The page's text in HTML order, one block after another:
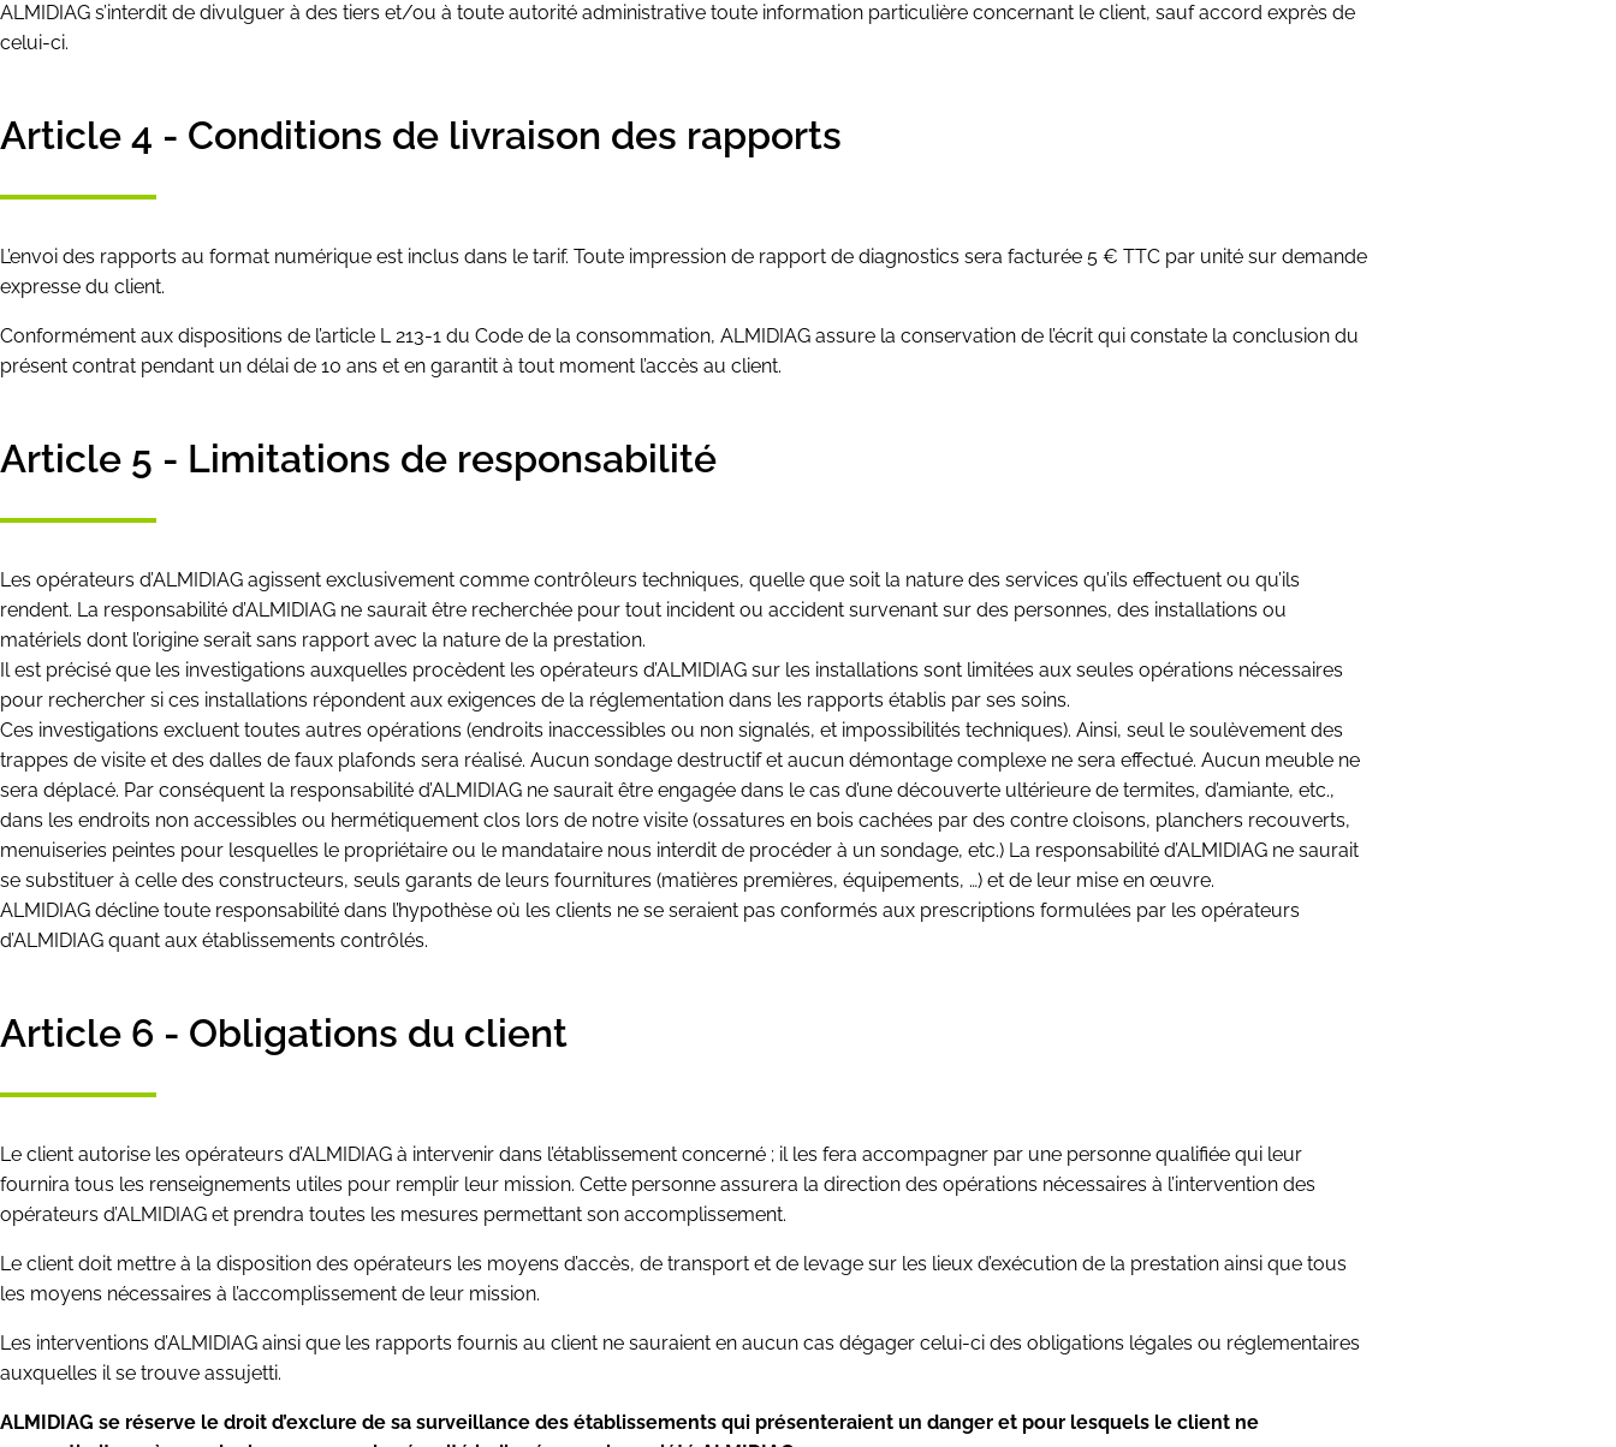
ALMIDIAG s’interdit de divulguer à des tiers et/ou à toute autorité administrative toute information particulière concernant le client, sauf accord exprès de
celui-ci.
Article 4 - Conditions de livraison des rapports
L’envoi des rapports au format numérique est inclus dans le tarif. Toute impression de rapport de diagnostics sera facturée 5 € TTC par unité sur demande
expresse du client.
Conformément aux dispositions de l’article L 213-1 du Code de la consommation, ALMIDIAG assure la conservation de l’écrit qui constate la conclusion du
présent contrat pendant un délai de 10 ans et en garantit à tout moment l’accès au client.
Article 5 - Limitations de responsabilité
Les opérateurs d’ALMIDIAG agissent exclusivement comme contrôleurs techniques, quelle que soit la nature des services qu’ils effectuent ou qu’ils
rendent. La responsabilité d’ALMIDIAG ne saurait être recherchée pour tout incident ou accident survenant sur des personnes, des installations ou
matériels dont l’origine serait sans rapport avec la nature de la prestation.
Il est précisé que les investigations auxquelles procèdent les opérateurs d’ALMIDIAG sur les installations sont limitées aux seules opérations nécessaires
pour rechercher si ces installations répondent aux exigences de la réglementation dans les rapports établis par ses soins.
Ces investigations excluent toutes autres opérations (endroits inaccessibles ou non signalés, et impossibilités techniques). Ainsi, seul le soulèvement des
trappes de visite et des dalles de faux plafonds sera réalisé. Aucun sondage destructif et aucun démontage complexe ne sera effectué. Aucun meuble ne
sera déplacé. Par conséquent la responsabilité d’ALMIDIAG ne saurait être engagée dans le cas d’une découverte ultérieure de termites, d’amiante, etc.,
dans les endroits non accessibles ou hermétiquement clos lors de notre visite (ossatures en bois cachées par des contre cloisons, planchers recouverts,
menuiseries peintes pour lesquelles le propriétaire ou le mandataire nous interdit de procéder à un sondage, etc.) La responsabilité d’ALMIDIAG ne saurait
se substituer à celle des constructeurs, seuls garants de leurs fournitures (matières premières, équipements, …) et de leur mise en œuvre.
ALMIDIAG décline toute responsabilité dans l’hypothèse où les clients ne se seraient pas conformés aux prescriptions formulées par les opérateurs
d’ALMIDIAG quant aux établissements contrôlés.
Article 6 - Obligations du client
Le client autorise les opérateurs d’ALMIDIAG à intervenir dans l’établissement concerné ; il les fera accompagner par une personne qualifiée qui leur
fournira tous les renseignements utiles pour remplir leur mission. Cette personne assurera la direction des opérations nécessaires à l’intervention des
opérateurs d’ALMIDIAG et prendra toutes les mesures permettant son accomplissement.
Le client doit mettre à la disposition des opérateurs les moyens d’accès, de transport et de levage sur les lieux d’exécution de la prestation ainsi que tous
les moyens nécessaires à l’accomplissement de leur mission.
Les interventions d’ALMIDIAG ainsi que les rapports fournis au client ne sauraient en aucun cas dégager celui-ci des obligations légales ou réglementaires
auxquelles il se trouve assujetti.
ALMIDIAG se réserve le droit d’exclure de sa surveillance des établissements qui présenteraient un danger et pour lesquels le client ne